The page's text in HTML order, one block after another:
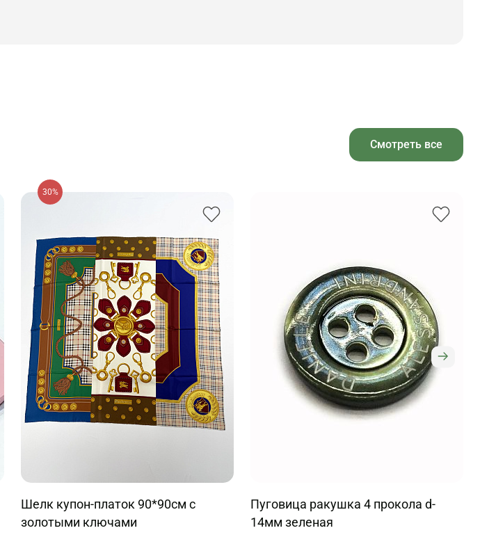
Смотреть все
30%
Шелк купон-платок 90*90см с
золотыми ключами
Пуговица ракушка 4 прокола d-
14мм зеленая